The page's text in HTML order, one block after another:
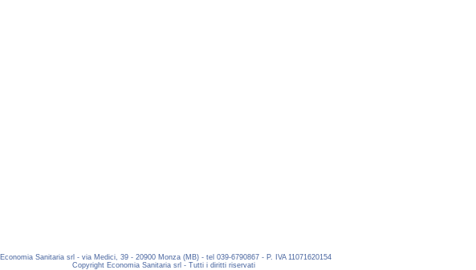
Economia Sanitaria srl - via Medici, 39 - 20900 Monza (MB) - tel 039-6790867 - P. IVA 11071620154
Copyright Economia Sanitaria srl - Tutti i diritti riservati